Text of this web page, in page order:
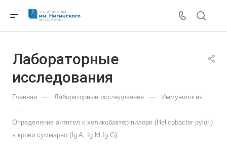
Лабораторные
исследования
Главная — Лабораторные исследования — Иммунология
—
Определение антител к хеликобактер пилори (Helicobacter pylori)
в крови суммарно (Ig A, Ig M,Ig G)